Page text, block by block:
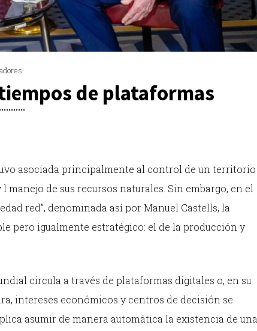
de plataformas
asociada principalmente al control de un territorio
de sus recursos naturales. Sin embargo, en el
red”, denominada así por Manuel Castells, la
pero igualmente estratégico: el de la producción y
circula a través de plataformas digitales o, en su
intereses económicos y centros de decisión se
asumir de manera automática la existencia de una